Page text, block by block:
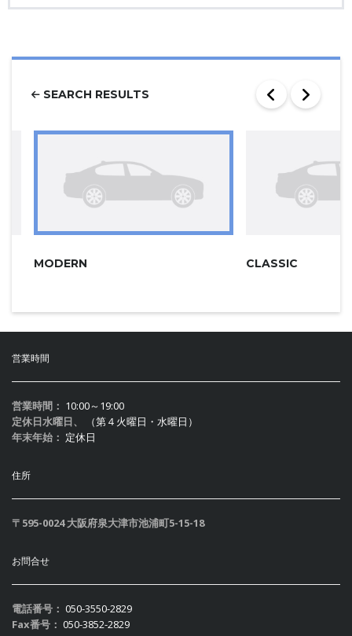
SEARCH RESULTS
MODERN CLASSIC
営業時間
営業時間： 10:00～19:00
定休日水曜日、
（第４火曜日・水曜日）
年末年始： 定休日
住所
〒595-0024 大阪府泉大津市池浦町5-15-18
お問合せ
電話番号： 050-3550-2829
Fax番号： 050-3852-2829